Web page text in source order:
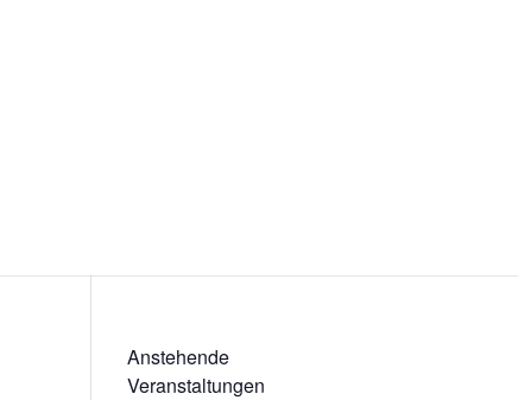
Anstehende
Veranstaltungen